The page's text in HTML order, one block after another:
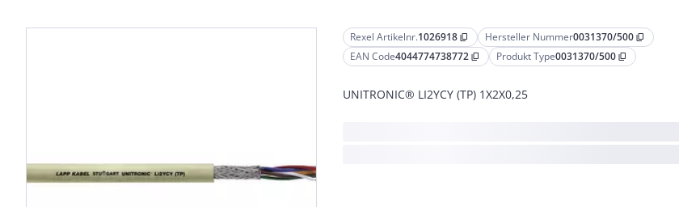
Rexel Artikelnr.1026918 content_copy Hersteller Nummer0031370/500 content_copy
EAN Code4044774738772 content_copy Produkt Type0031370/500 content_copy
UNITRONIC® LI2YCY (TP) 1X2X0,25